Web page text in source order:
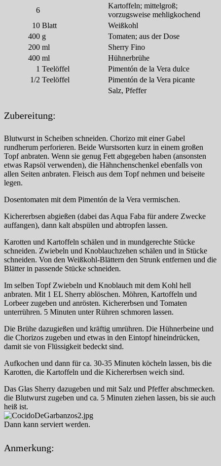
6
Kartoffeln; mittelgroß;
vorzugsweise mehligkochend
10 Blatt
Weißkohl
400 g
Tomaten; aus der Dose
200 ml
Sherry Fino
400 ml
Hühnerbrühe
1 Teelöffel
Pimentón de la Vera dulce
1/2 Teelöffel
Pimentón de la Vera picante
Salz, Pfeffer
Zubereitung:
Blutwurst in Scheiben schneiden. Chorizo mit einer Gabel
rundherum perforieren. Beide Wurstsorten kurz in einem großen
Topf anbraten. Wenn sie genug Fett abgegeben haben (ansonsten
etwas Rapsöl verwenden), die Hähnchenschenkel ebenfalls von
allen Seiten anbraten. Fleisch aus dem Topf nehmen und beiseite
legen.
Dosentomaten mit dem Pimentón de la Vera vermischen.
Kichererbsen abgießen (dabei das Aqua Faba für andere Zwecke
auffangen), dann kalt abspülen und abtropfen lassen.
Karotten und Kartoffeln schälen und in mundgerechte Stücke
schneiden. Zwiebeln und Knoblauchzehen schälen und in Stücke
schneiden. Von den Weißkohl-Blättern den Strunk entfernen und die
Blätter in passende Stücke schneiden.
Im selben Topf Zwiebeln und Knoblauch mit dem Kohl hell
anbraten. Mit 1 EL Sherry ablöschen. Möhren, Kartoffeln und
Lorbeer zugeben und anrösten. Kichererbsen und Tomaten
unterrühren. 5 Minuten unter Rühren schmoren lassen.
Die Brühe dazugießen und kräftig umrühren. Die Hühnerbeine und
die Chorizos zugeben und etwas in den Eintopf hineindrücken,
damit sie von Flüssigkeit bedeckt sind.
Aufkochen und dann für ca. 30-35 Minuten köcheln lassen, bis die
Karotten, die Kartoffeln und die Kichererbsen weich sind.
Das Glas Sherry dazugeben und mit Salz und Pfeffer abschmecken.
die Blutwurst zugeben und ca. 5 Minuten ziehen lassen, bis sie auch
heiß ist.
Dann kann serviert werden.
Anmerkung: